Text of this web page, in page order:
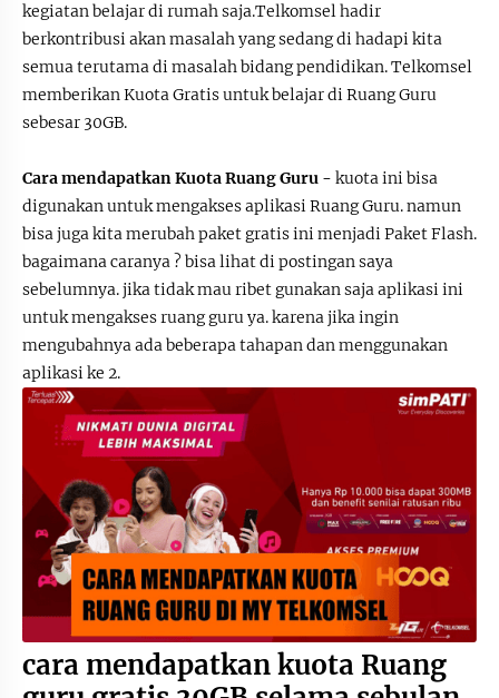
kegiatan belajar di rumah saja.Telkomsel hadir
berkontribusi akan masalah yang sedang di hadapi kita
semua terutama di masalah bidang pendidikan. Telkomsel
memberikan Kuota Gratis untuk belajar di Ruang Guru
sebesar 30GB.
Cara mendapatkan Kuota Ruang Guru - kuota ini bisa
digunakan untuk mengakses aplikasi Ruang Guru. namun
bisa juga kita merubah paket gratis ini menjadi Paket Flash.
bagaimana caranya ? bisa lihat di postingan saya
sebelumnya. jika tidak mau ribet gunakan saja aplikasi ini
untuk mengakses ruang guru ya. karena jika ingin
mengubahnya ada beberapa tahapan dan menggunakan
aplikasi ke 2.
cara mendapatkan kuota Ruang